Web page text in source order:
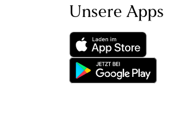
Unsere Apps